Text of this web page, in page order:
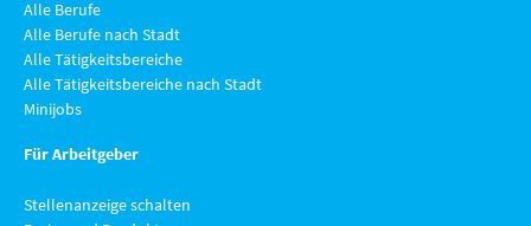
Alle Berufe
Alle Berufe nach Stadt
Alle Tätigkeitsbereiche
Alle Tätigkeitsbereiche nach Stadt
Minijobs
Für Arbeitgeber
Stellenanzeige schalten